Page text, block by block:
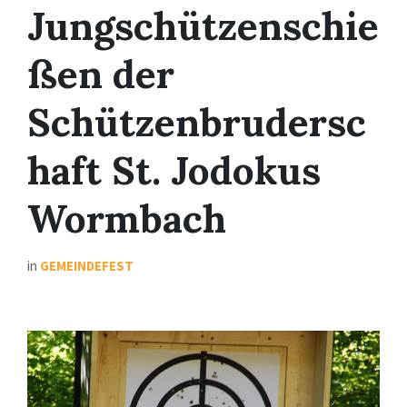
Jungschützenschie
ßen der
Schützenbrudersc
haft St. Jodokus
Wormbach
in GEMEINDEFEST